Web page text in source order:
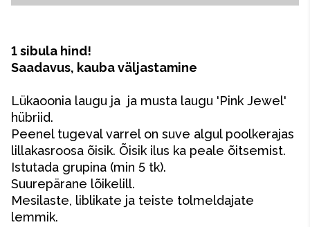
1 sibula hind!
Saadavus, kauba väljastamine
Lükaoonia laugu ja ja musta laugu 'Pink Jewel'
hübriid.
Peenel tugeval varrel on suve algul poolkerajas
lillakasroosa õisik. Õisik ilus ka peale õitsemist.
Istutada grupina (min 5 tk).
Suurepärane lõikelill.
Mesilaste, liblikate ja teiste tolmeldajate
lemmik.